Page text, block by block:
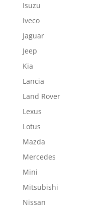
Isuzu
Iveco
Jaguar
Jeep
Kia
Lancia
Land Rover
Lexus
Lotus
Mazda
Mercedes
Mini
Mitsubishi
Nissan